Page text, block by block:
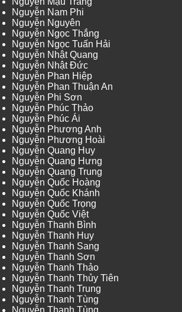
Nguyễn Nam Phi
Nguyễn Nguyên
Nguyễn Ngọc Thắng
Nguyễn Ngọc Tuấn Hải
Nguyễn Nhật Quang
Nguyễn Nhật Đức
Nguyễn Phan Hiệp
Nguyễn Phan Thuận An
Nguyễn Phi Sơn
Nguyễn Phúc Thảo
Nguyễn Phúc Ái
Nguyễn Phương Anh
Nguyễn Phương Hoài
Nguyễn Quang Huy
Nguyễn Quang Hưng
Nguyễn Quang Trung
Nguyễn Quốc Hoàng
Nguyễn Quốc Khánh
Nguyễn Quốc Trọng
Nguyễn Quốc Việt
Nguyễn Thanh Bình
Nguyễn Thanh Huy
Nguyễn Thanh Sang
Nguyễn Thanh Sơn
Nguyễn Thanh Thảo
Nguyễn Thanh Thủy Tiên
Nguyễn Thanh Trung
Nguyễn Thanh Tùng
Nguyễn Thanh Tùng